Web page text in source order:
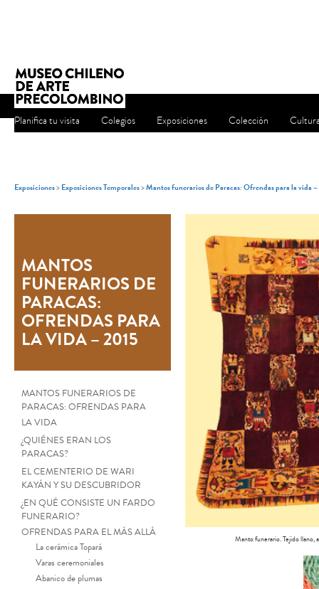
Planifica tu visita Colegios Exposiciones Colección
Exposiciones>Exposiciones Temporales>Mantos funerarios de Paracas: Ofrendas para la vida
MANTOS
FUNERARIOS DE
PARACAS:
OFRENDAS PARA
LA VIDA – 2015
MANTOS FUNERARIOS DE
PARACAS: OFRENDAS PARA
LA VIDA
¿QUIÉNES ERAN LOS
PARACAS?
EL CEMENTERIO DE WARI
KAYÁN Y SU DESCUBRIDOR
¿EN QUÉ CONSISTE UN FARDO
FUNERARIO?
OFRENDAS PARA EL MÁS ALLÁ
La cerámica Topará
Varas ceremoniales
Abanico de plumas
Manto funerario. Tejido llano,